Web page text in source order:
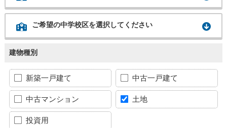
ご希望の中学校区を選択してください
建物種別
新築一戸建て 中古一戸建て
中古マンション 土地
投資用